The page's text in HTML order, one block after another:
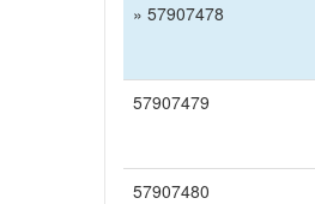
» 57907478
57907479
57907480